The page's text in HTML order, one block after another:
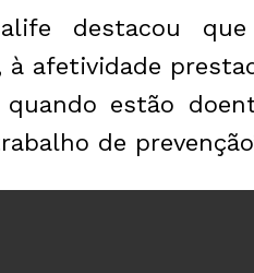
destacou
à afetividade
estão
de